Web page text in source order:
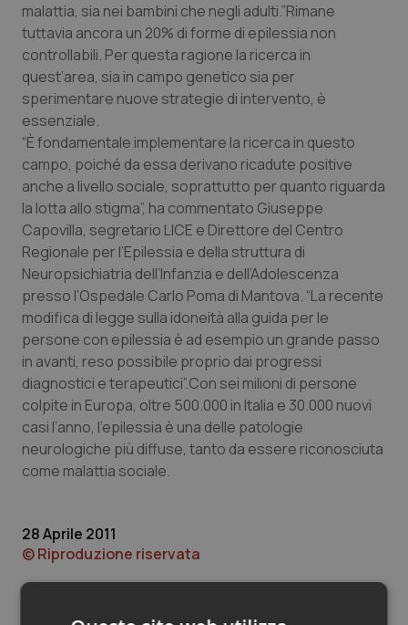
Sardegna
Sicilia
Toscana
Umbria
Valle D’Aosta
Veneto
Malattia di Crohn & Rettocolite Ulcerosa
Neuroscienze & patologie neurodegenerative
Obesità
Oftalmologia
Oncodermatologia
Oncoematologia
Oncologia & Nutrizione
Psoriasi & pelle
Quotidiano Cardiologia
Quotidiano Chirurgia
Quotidiano Pediatria
malattia, sia nei bambini che negli adulti.”Rimane
tuttavia ancora un 20% di forme di epilessia non
controllabili. Per questa ragione la ricerca in
quest’area, sia in campo genetico sia per
sperimentare nuove strategie di intervento, è
essenziale.
“È fondamentale implementare la ricerca in questo
campo, poiché da essa derivano ricadute positive
anche a livello sociale, soprattutto per quanto riguarda
la lotta allo stigma”, ha commentato Giuseppe
Capovilla, segretario LICE e Direttore del Centro
Regionale per l’Epilessia e della struttura di
Neuropsichiatria dell’Infanzia e dell’Adolescenza
presso l’Ospedale Carlo Poma di Mantova. “La recente
modifica di legge sulla idoneità alla guida per le
persone con epilessia è ad esempio un grande passo
in avanti, reso possibile proprio dai progressi
diagnostici e terapeutici”.Con sei milioni di persone
colpite in Europa, oltre 500.000 in Italia e 30.000 nuovi
casi l’anno, l’epilessia è una delle patologie
neurologiche più diffuse, tanto da essere riconosciuta
come malattia sociale.
28 Aprile 2011
© Riproduzione riservata